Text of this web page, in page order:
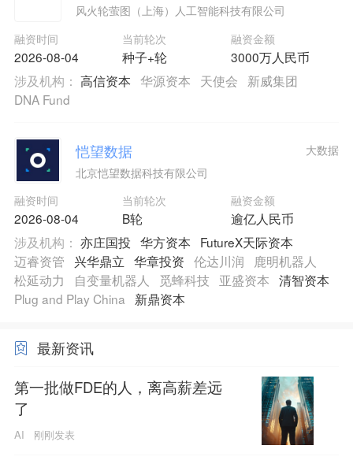
风火轮萤图（上海）人工智能科技有限公司
融资时间
2026-08-04
当前轮次
种子+轮
融资金额
3000万人民币
涉及机构： 高信资本 华源资本 天使会
新威集团
DNA Fund
恺望数据
北京恺望数据科技有限公司
融资时间
2026-08-04
当前轮次
B轮
融资金额
逾亿人民币
大数据
涉及机构： 亦庄国投 华方资本
FutureX天际资本
迈睿资管
兴华鼎立 华章投资 伦达川润
鹿明机器人
松延动力
自变量机器人 觅蜂科技 亚盛资本 清智资本
Plug and Play China
新鼎资本
最新资讯
第一批做FDE的人，离高薪差远
了
AI 刚刚发表